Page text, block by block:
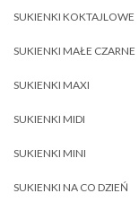
SUKIENKI KOKTAJLOWE
SUKIENKI MAŁE CZARNE
SUKIENKI MAXI
SUKIENKI MIDI
SUKIENKI MINI
SUKIENKI NA CO DZIEŃ